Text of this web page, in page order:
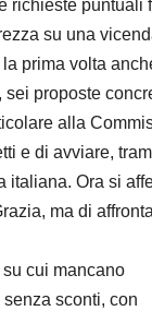
richieste puntuali
su una
prima volta
sei proposte
alla
e di avviare,
italiana. Ora si
ma di
cui mancano
sconti, con